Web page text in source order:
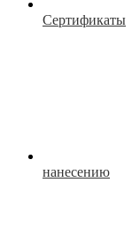
Сертификаты
нанесению